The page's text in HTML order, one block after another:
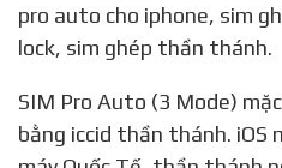
pro auto cho iphone, sim
lock, sim ghép thần thánh.
SIM Pro Auto (3 Mode) mặc định là MODE 2 active
bằng iccid thần thánh. iOS